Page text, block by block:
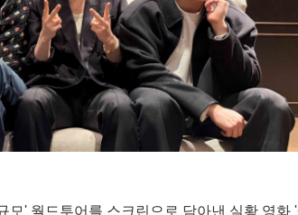
' 월드투어를 스크린으로 담아낸 실황 영화